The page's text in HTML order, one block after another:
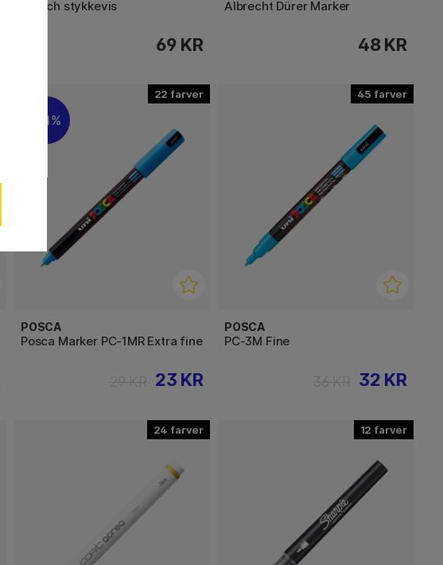
Sketch stykkevis
69 KR
Albrecht Dürer Marker
48 KR
22
21%
POSCA
Posca Marker PC-1MR Extra fine
23 KR
45
POSCA
PC-3M Fine
32 KR
24 12